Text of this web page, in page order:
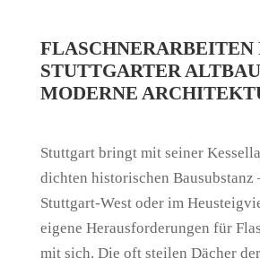
FLASCHNERARBEITEN
STUTTGARTER
MODERNE
Stuttgart bringt mit seiner
dichten historischen Bausubstanz
Stuttgart-West oder im
eigene Herausforderungen für
mit sich. Die oft steilen Dächer